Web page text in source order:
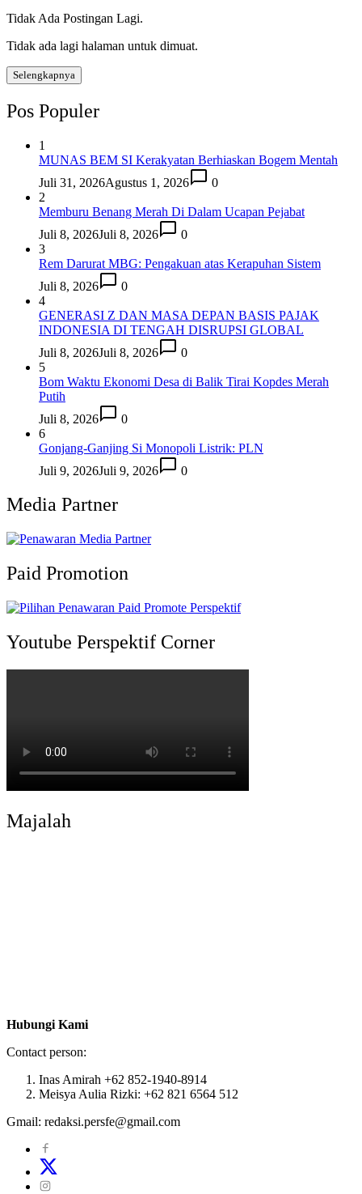
Tidak Ada Postingan Lagi.
Tidak ada lagi halaman untuk dimuat.
Selengkapnya
Pos Populer
1
MUNAS BEM SI Kerakyatan Berhiaskan Bogem Mentah
Juli 31, 2026Agustus 1, 2026
0
2
Memburu Benang Merah Di Dalam Ucapan Pejabat
Juli 8, 2026Juli 8, 2026
0
3
Rem Darurat MBG: Pengakuan atas Kerapuhan Sistem
Juli 8, 2026
0
4
GENERASI Z DAN MASA DEPAN BASIS PAJAK
INDONESIA DI TENGAH DISRUPSI GLOBAL
Juli 8, 2026Juli 8, 2026
0
5
Bom Waktu Ekonomi Desa di Balik Tirai Kopdes Merah
Putih
Juli 8, 2026
0
6
Gonjang-Ganjing Si Monopoli Listrik: PLN
Juli 9, 2026Juli 9, 2026 0
Media Partner
Paid Promotion
Youtube Perspektif Corner
Majalah
Hubungi Kami
Contact person:
Inas Amirah +62 852-1940-8914
Meisya Aulia Rizki: +62 821 6564 512
Gmail: redaksi.persfe@gmail.com